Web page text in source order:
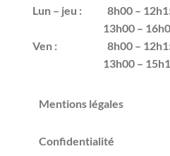
Lun – jeu :
8h00 –
13h00 –
Ven :
8h00 –
13h00 –
Mentions légales
Confidentialité